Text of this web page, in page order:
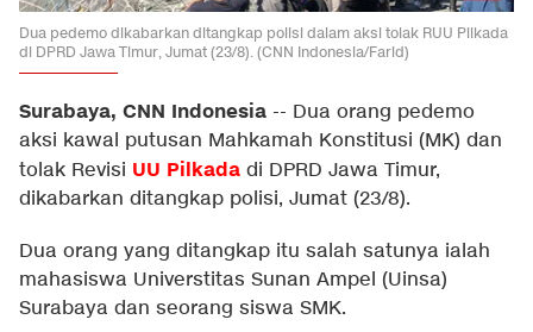
Dua pedemo dikabarkan ditangkap polisi dalam aksi tolak RUU Pilkada
di DPRD Jawa Timur, Jumat (23/8). (CNN Indonesia/Farid)
Surabaya, CNN Indonesia -- Dua orang pedemo
aksi kawal putusan Mahkamah Konstitusi (MK) dan
tolak Revisi UU Pilkada di DPRD Jawa Timur,
dikabarkan ditangkap polisi, Jumat (23/8).
Dua orang yang ditangkap itu salah satunya ialah
mahasiswa Universtitas Sunan Ampel (Uinsa)
Surabaya dan seorang siswa SMK.